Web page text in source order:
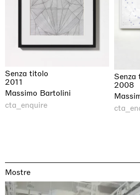
Senza titolo
2011
Massimo Bartolini
cta_enquire
Senza
2008
Mostre